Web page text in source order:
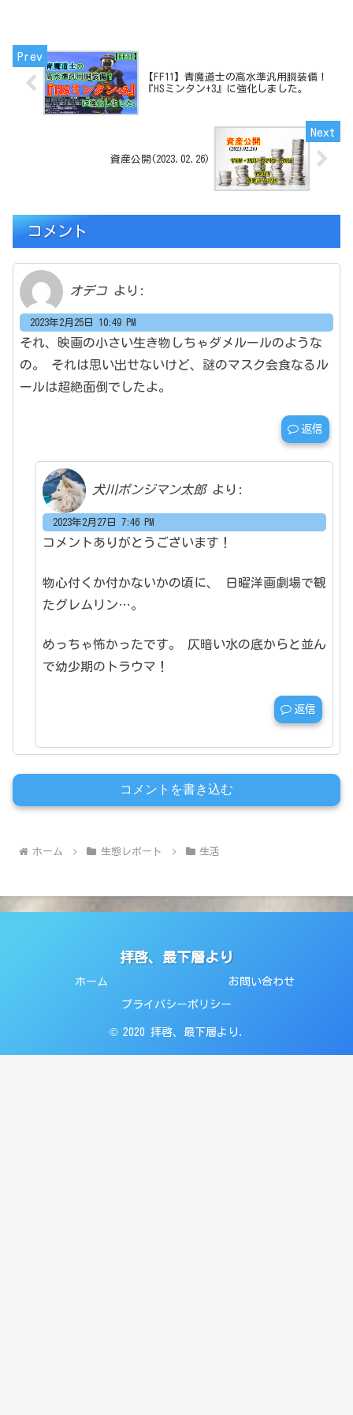
【FF11】青魔道士の高水準汎用胴装備！
『HSミンタン+3』に強化しました。
資産公開(2023.02.26)
コメント
オデコ より:
2023年2月25日 10:49 PM
それ、映画の小さい生き物しちゃダメルールのような
の。
それは思い出せないけど、謎のマスク会食なるル
ールは超絶面倒でしたよ。
返信
犬川ポンジマン太郎 より:
2023年2月27日 7:46 PM
コメントありがとうございます！
物心付くか付かないかの頃に、
日曜洋画劇場で観
たグレムリン…。
めっちゃ怖かったです。
仄暗い水の底からと並ん
で幼少期のトラウマ！
返信
コメントを書き込む
ホーム 生態レポート 生活
拝啓、最下層より
ホーム お問い合わせ
プライバシーポリシー
© 2020 拝啓、最下層より.